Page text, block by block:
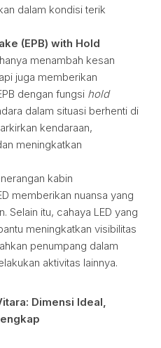
dalam kondisi terik
(EPB) with Hold
menambah kesan
juga memberikan
dengan fungsi hold
dalam situasi berhenti di
kendaraan,
meningkatkan
kabin
memberikan nuansa yang
Selain itu, cahaya LED yang
meningkatkan visibilitas
penumpang dalam
aktivitas lainnya.
Dimensi Ideal,